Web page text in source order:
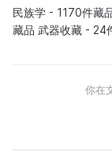
民族学 - 1170件藏
藏品 武器收藏 - 24
你在